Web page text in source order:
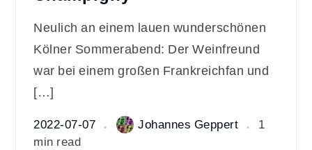
Neulich an einem lauen wunderschönen
Kölner Sommerabend: Der Weinfreund
war bei einem großen Frankreichfan und
[…]
2022-07-07 Johannes Geppert
1
min read